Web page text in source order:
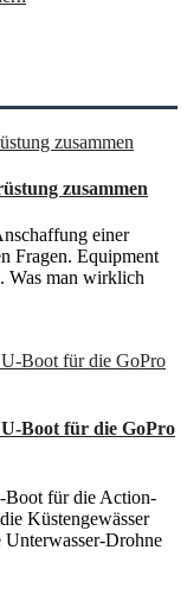
zusammen
einer
Fragen. Equipment
Was man wirklich
Boot für die GoPro
Boot für die Action-
Küstengewässer
Drohne